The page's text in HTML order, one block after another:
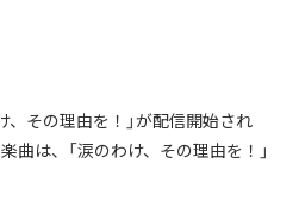
、その理由を！」が配信開始され
曲は、「涙のわけ、その理由を！」